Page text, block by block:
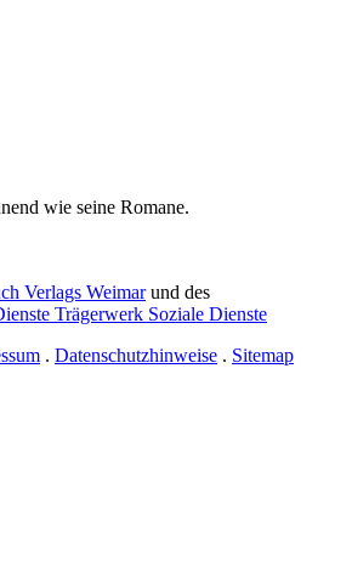
wie seine Romane.
Verlags Weimarund des
Trägerwerk Soziale Dienste
. Datenschutzhinweise . Sitemap